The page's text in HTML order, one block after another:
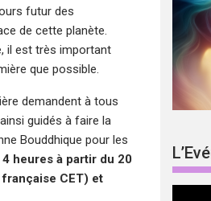
futur des
de cette planète.
il est très important
que possible.
demandent à tous
guidés à faire la
Bouddhique pour les
heures à partir du 20
CET) et